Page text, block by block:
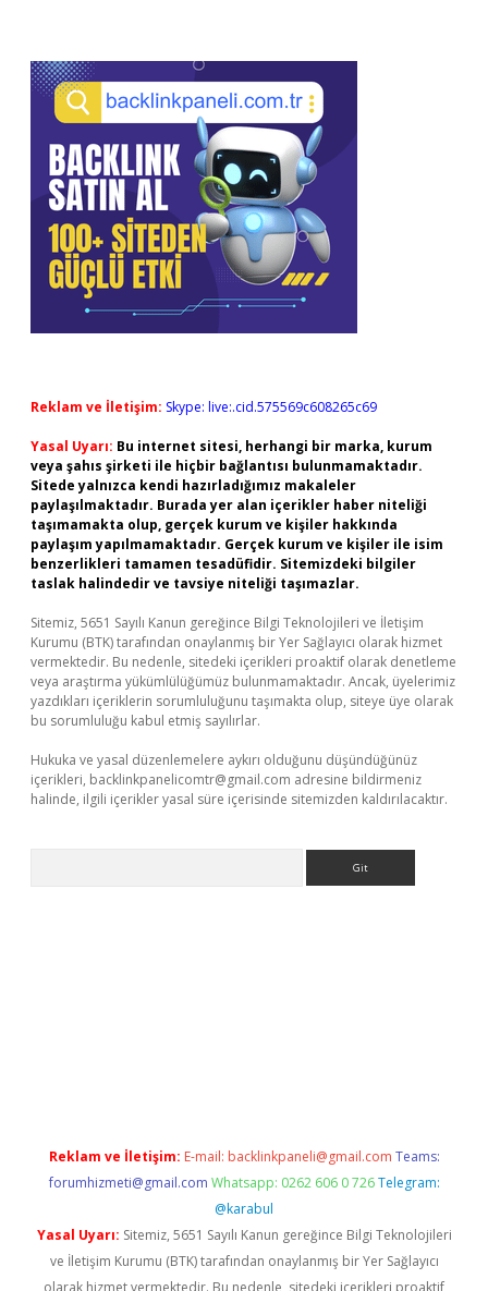
Reklam ve İletişim: Skype: live:.cid.575569c608265c69
Yasal Uyarı: Bu internet sitesi, herhangi bir marka, kurum
veya şahıs şirketi ile hiçbir bağlantısı bulunmamaktadır.
Sitede yalnızca kendi hazırladığımız makaleler
paylaşılmaktadır. Burada yer alan içerikler haber niteliği
taşımamakta olup, gerçek kurum ve kişiler hakkında
paylaşım yapılmamaktadır. Gerçek kurum ve kişiler ile isim
benzerlikleri tamamen tesadüfidir. Sitemizdeki bilgiler
taslak halindedir ve tavsiye niteliği taşımazlar.
Sitemiz, 5651 Sayılı Kanun gereğince Bilgi Teknolojileri ve İletişim
Kurumu (BTK) tarafından onaylanmış bir Yer Sağlayıcı olarak hizmet
vermektedir. Bu nedenle, sitedeki içerikleri proaktif olarak denetleme
veya araştırma yükümlülüğümüz bulunmamaktadır. Ancak, üyelerimiz
yazdıkları içeriklerin sorumluluğunu taşımakta olup, siteye üye olarak
bu sorumluluğu kabul etmiş sayılırlar.
Hukuka ve yasal düzenlemelere aykırı olduğunu düşündüğünüz
içerikleri, backlinkpanelicomtr@gmail.com adresine bildirmeniz
halinde, ilgili içerikler yasal süre içerisinde sitemizden kaldırılacaktır.
Reklam ve İletişim: E-mail: backlinkpaneli@gmail.com Teams:
forumhizmeti@gmail.com Whatsapp: 0262 606 0 726 Telegram:
@karabul
Yasal Uyarı: Sitemiz, 5651 Sayılı Kanun gereğince Bilgi Teknolojileri
ve İletişim Kurumu (BTK) tarafından onaylanmış bir Yer Sağlayıcı
olarak hizmet vermektedir. Bu nedenle, sitedeki içerikleri proaktif